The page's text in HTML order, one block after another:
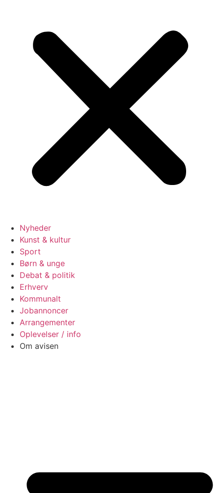
Nyheder
Kunst & kultur
Sport
Børn & unge
Debat & politik
Erhverv
Kommunalt
Jobannoncer
Arrangementer
Oplevelser / info
Om avisen